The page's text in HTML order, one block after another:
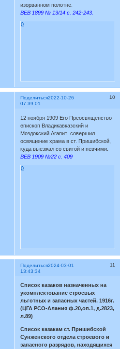
изорванном полотне.
ВЕВ 1899 № 13/14 с. 242-243.
0
Поделиться 10
2022-10-26
07:39:01
12 ноября 1909 Его Преосвященство
епископ Владикавказский и
Моздокский Агапит совершил
освящение храма в ст. Пришибской,
куда выезжал со свитой и певчими.
ВЕВ 1909 №22 с. 409
0
Поделиться 11
2024-03-01
13:43:34
Список казаков назначенных на
укомплектование строевых
льготных и запасных частей. 1916г.
(ЦГА РСО-Алания ф.20,оп.1, д.2823,
л.89)
Список казакам ст. Пришибской
Сунженского отдела строевого и
запасного разрядов, находящихся